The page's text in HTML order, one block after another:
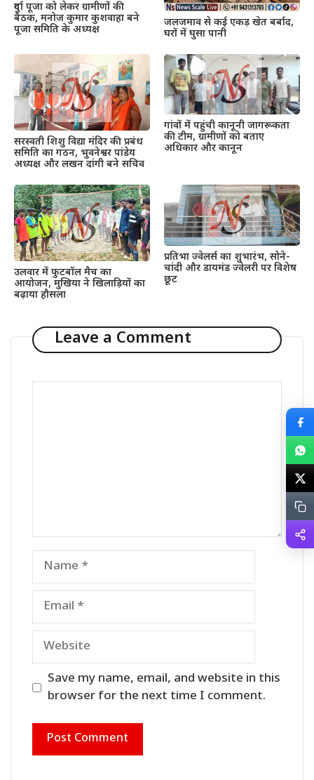
दुर्गा पूजा को लेकर ग्रामीणों की
बैठक, मनोज कुमार कुशवाहा बने
पूजा समिति के अध्यक्ष
जलजमाव से कई एकड़ खेत बर्बाद,
घरों में घुसा पानी
सरस्वती शिशु विद्या मंदिर की प्रबंध
समिति का गठन, भुवनेश्वर पांडेय
अध्यक्ष और लखन दांगी बने सचिव
गांवों में पहुंची कानूनी जागरूकता
की टीम, ग्रामीणों को बताए
अधिकार और कानून
उलवार में फुटबॉल मैच का
आयोजन, मुखिया ने खिलाड़ियों का
बढ़ाया हौसला
प्रतिभा ज्वेलर्स का शुभारंभ, सोने-
चांदी और डायमंड ज्वेलरी पर विशेष
छूट
Leave a Comment
Name
Email
Website
Save my name, email, and website in this
browser for the next time I comment.